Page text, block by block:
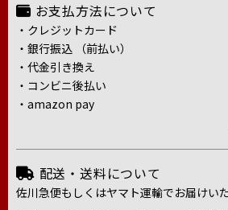
お支払方法について
・クレジットカード
・銀行振込 （前払い）
・代金引き換え
・コンビニ後払い
・amazon pay
配送・送料について
佐川急便もしくはヤマト運輸でお届けいた